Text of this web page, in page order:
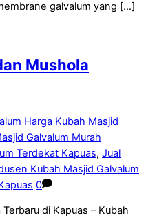
galvalum yang […]
Mushola
Harga Kubah Masjid
Galvalum Murah
Terdekat Kapuas, Jual
Kubah Masjid Galvalum
0
di Kapuas – Kubah